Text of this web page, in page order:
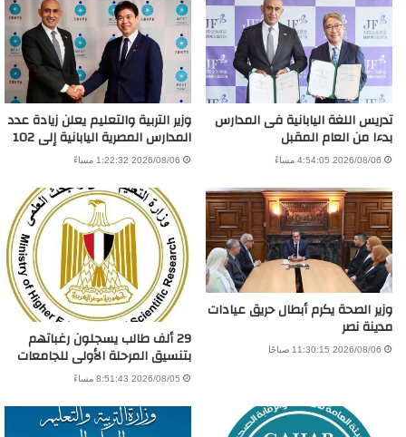
تدريس اللغة اليابانية فى المدارس
بدءا من العام المقبل
2026/08/06 4:54:05 مساءً
وزير التربية والتعليم يعلن زيادة عدد
المدارس المصرية اليابانية إلى 102
2026/08/06 1:22:32 مساءً
وزير الصحة يكرم أبطال حريق عيادات
مدينة نصر
2026/08/06 11:30:15 صباحًا 29 ألف طالب يسجلون رغباتهم
بتنسيق المرحلة الأولى للجامعات
2026/08/05 8:51:43 مساءً